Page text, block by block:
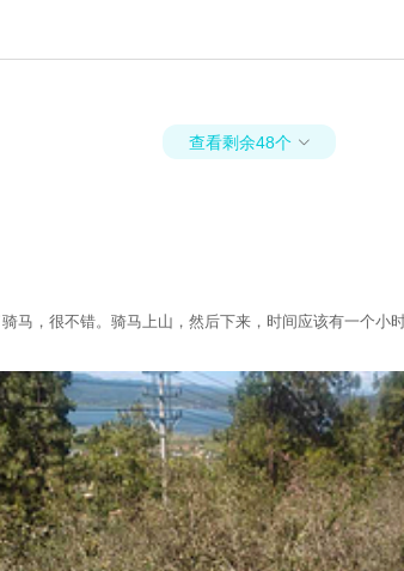
查看剩余48个 
马，很不错。骑马上山，然后下来，时间应该有一个